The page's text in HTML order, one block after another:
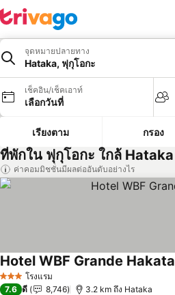
จุดหมายปลายทาง
Hataka, ฟุกุโอกะ
เช็คอิน/เช็คเอาท์
เลือกวันที่
เรียงตาม กรอง
ที่พักใน ฟุกุโอกะ ใกล้ Hataka
ค่าคอมมิชชั่นมีผลต่ออันดับอย่างไร
3 ดาว โรงแรม
Hotel WBF Grande Hakata
7.6 ดี 8,746 3.2 km ถึง Hataka